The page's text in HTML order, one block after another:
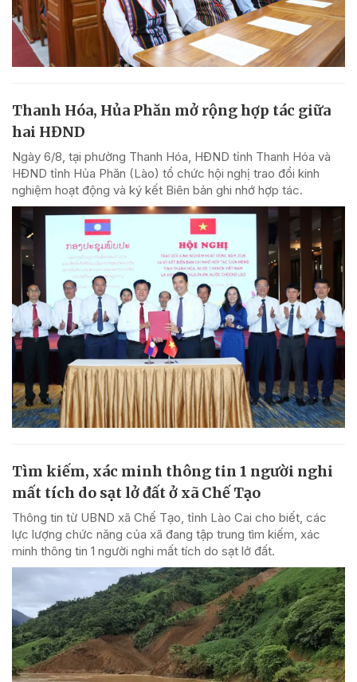
Thanh Hóa, Hủa Phăn mở rộng hợp tác giữa
hai HĐND
Ngày 6/8, tại phường Thanh Hóa, HĐND tỉnh Thanh Hóa và
HĐND tỉnh Hủa Phăn (Lào) tổ chức hội nghị trao đổi kinh
nghiệm hoạt động và ký kết Biên bản ghi nhớ hợp tác.
Tìm kiếm, xác minh thông tin 1 người nghi
mất tích do sạt lở đất ở xã Chế Tạo
Thông tin từ UBND xã Chế Tạo, tỉnh Lào Cai cho biết, các
lực lượng chức năng của xã đang tập trung tìm kiếm, xác
minh thông tin 1 người nghi mất tích do sạt lở đất.